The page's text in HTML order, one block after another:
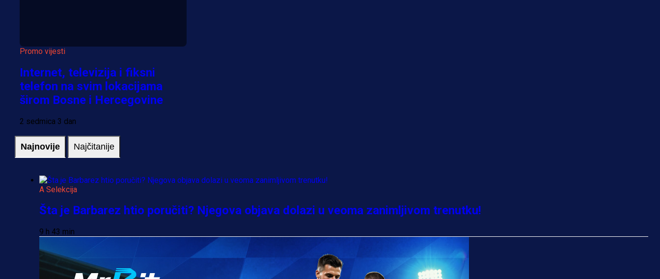
Promo vijesti
Internet, televizija i fiksni
telefon na svim lokacijama
širom Bosne i Hercegovine
2 sedmica 3 dan
Najnovije Najčitanije
A Selekcija
Šta je Barbarez htio poručiti? Njegova objava dolazi u veoma zanimljivom trenutku!
9 h 43 min